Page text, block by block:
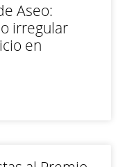
Aseo:
irregular
en